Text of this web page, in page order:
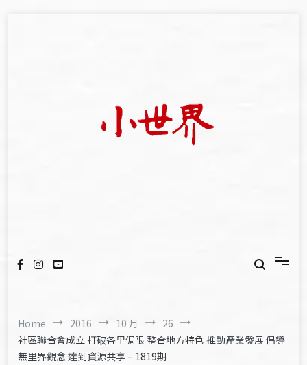
Home 2016 10 月
26
社區聯合會成立 打破各里侷限 整合地方特色 推動產業發展 倡導
無里界觀念 達到資源共享 – 1819期